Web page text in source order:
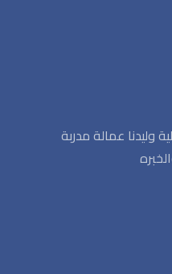
وليدنا عمالة مدربة